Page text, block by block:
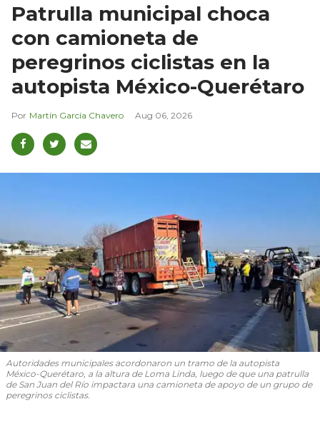
Patrulla municipal choca
con camioneta de
peregrinos ciclistas en la
autopista México-Querétaro
Martín García Chavero Aug 06, 2026
Autoridades municipales acordonaron un tramo de la autopista
México-Querétaro, a la altura de Loma Linda, luego de que una patrulla
de San Juan del Río impactara una camioneta de apoyo de un grupo de
peregrinos ciclistas.